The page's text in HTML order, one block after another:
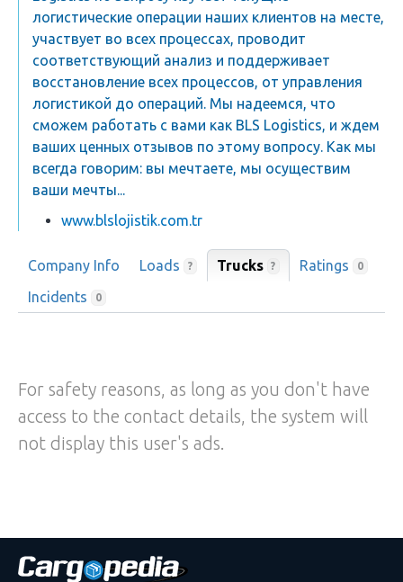
логистические операции наших клиентов на месте,
участвует во всех процессах, проводит
соответствующий анализ и поддерживает
восстановление всех процессов, от управления
логистикой до операций. Мы надеемся, что
сможем работать с вами как BLS Logistics, и ждем
ваших ценных отзывов по этому вопросу. Как мы
всегда говорим: вы мечтаете, мы осуществим
ваши мечты...
www.blslojistik.com.tr
Company Info Loads ? Trucks ? Ratings 0
Incidents 0
For safety reasons, as long as you don't have
access to the contact details, the system will
not display this user's ads.